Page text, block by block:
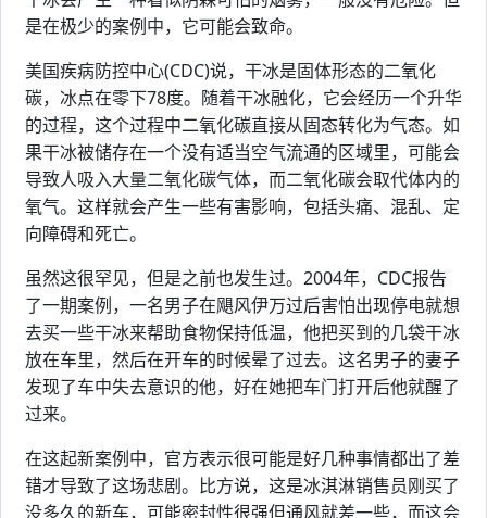
是在极少的案例中，它可能会致命。
美国疾病防控中心(CDC)说，干冰是固体形态的二氧化
碳，冰点在零下78度。随着干冰融化，它会经历一个升华
的过程，这个过程中二氧化碳直接从固态转化为气态。如
果干冰被储存在一个没有适当空气流通的区域里，可能会
导致人吸入大量二氧化碳气体，而二氧化碳会取代体内的
氧气。这样就会产生一些有害影响，包括头痛、混乱、定
向障碍和死亡。
虽然这很罕见，但是之前也发生过。2004年，CDC报告
了一期案例，一名男子在飓风伊万过后害怕出现停电就想
去买一些干冰来帮助食物保持低温，他把买到的几袋干冰
放在车里，然后在开车的时候晕了过去。这名男子的妻子
发现了车中失去意识的他，好在她把车门打开后他就醒了
过来。
在这起新案例中，官方表示很可能是好几种事情都出了差
错才导致了这场悲剧。比方说，这是冰淇淋销售员刚买了
没多久的新车，可能密封性很强但通风就差一些，而这会